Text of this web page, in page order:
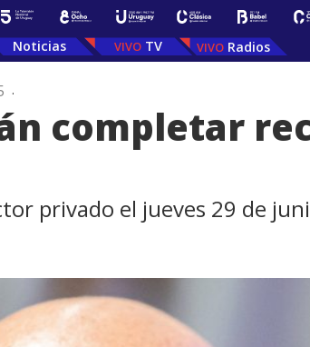
Noticias TV Radios
.
completar
privado el jueves 29 de